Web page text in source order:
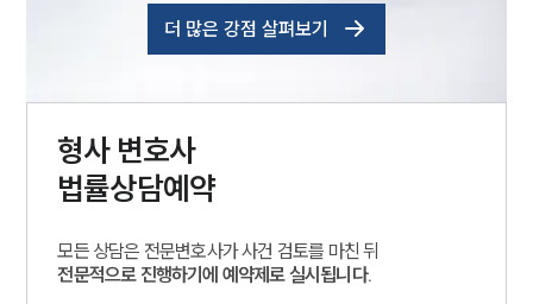
더 많은 강점 살펴보기
형사변호사
법률상담예약
모든 상담은 전문변호사가 사건 검토를 마친 뒤
전문적으로 진행하기에 예약제로 실시됩니다.